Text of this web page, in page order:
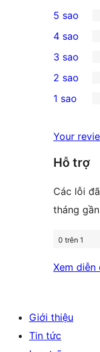
106
5-
star
reviews
5 sao
4-
star
review
4 sao
0
3-
star
3 sao
2-
review
2 sao
star
reviews
1 sao
Your
Hỗ trợ
Các lỗi
tháng
0 trên 1
Xem
Giới thiệu
Tin tức